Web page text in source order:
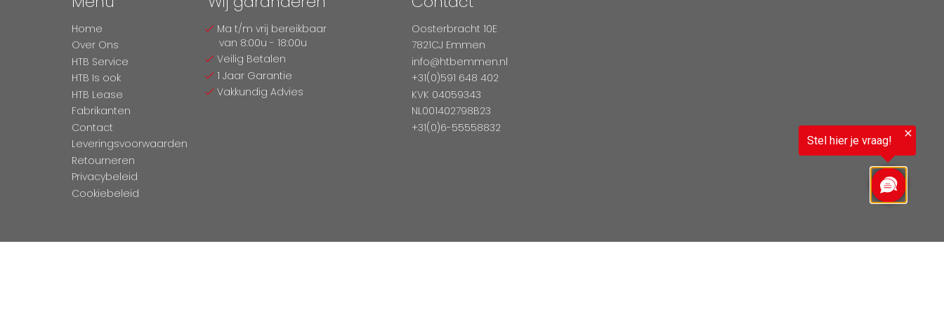
Home
Over Ons
HTB Service
HTB Is ook
HTB Lease
Fabrikanten
Contact
Leveringsvoorwaarden
Retourneren
Privacybeleid
Cookiebeleid
Ma t/m vrij bereikbaar
van 8:00u - 18:00u
Veilig Betalen
1 Jaar Garantie
Vakkundig Advies
Oosterbracht 10E
7821CJ Emmen
info@htbemmen.nl
+31(0)591 648 402
KVK 04059343
NL001402798B23
+31(0)6-55558832